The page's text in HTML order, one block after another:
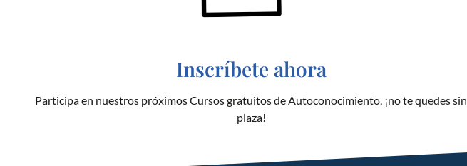
Inscríbete ahora
Participa en nuestros próximos Cursos gratuitos de Autoconocimiento, ¡no te quedes sin
plaza!